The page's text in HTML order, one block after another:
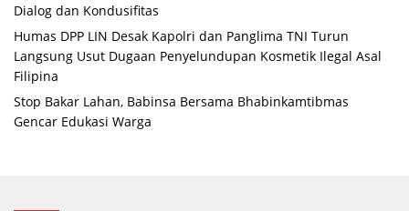
Dialog dan Kondusifitas
Humas DPP LIN Desak Kapolri dan Panglima TNI Turun
Langsung Usut Dugaan Penyelundupan Kosmetik Ilegal Asal
Filipina
Stop Bakar Lahan, Babinsa Bersama Bhabinkamtibmas
Gencar Edukasi Warga